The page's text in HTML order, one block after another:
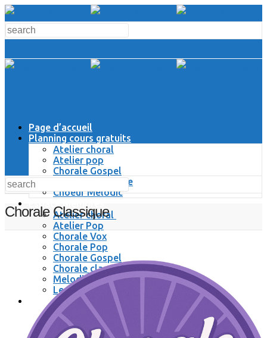
Page d’accueil
Planning cours gratuits
Atelier choral
Atelier pop
Chorale Gospel
Chorale Classique
Choeur Melodic
Atelier choral
Atelier Pop
Chorale Vox
Chorale Pop
Chorale Gospel
Chorale classique
Melodic
Les Muses
Se connecter / se déconnecter
Chorale Classique